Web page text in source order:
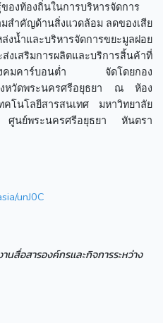
องท้องถิ่นในการบริหารจัดการ
สำคัญด้านสิ่งแวดล้อม ลดของเสีย
ำและบริหารจัดการขยะมูลฝอย
งเสริมการผลิตและบริการสิ้นค้าที่
งคมคาร์บอนต่ำ จัดโดยกอง
งหวัดพระนครศรีอยุธยา ณ ห้อง
นโลยีสารสนเทศ มหาวิทยาลัย
ศูนย์พระนครศรีอยุธยา หันตรา
unJ0C
สื่อสารองค์กรเเละกิจการระหว่าง